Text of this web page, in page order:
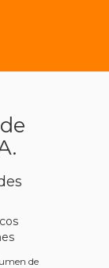
de